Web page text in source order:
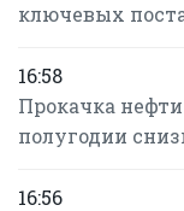
ключевых
16:58
Прокачка
полугодии
16:56